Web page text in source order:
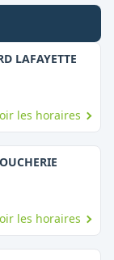
LAFAYETTE
les horaires
les horaires